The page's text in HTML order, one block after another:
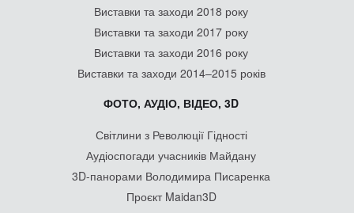
Виставки та заходи 2018 року
Виставки та заходи 2017 року
Виставки та заходи 2016 року
Виставки та заходи 2014–2015 років
ФОТО, АУДІО, ВІДЕО, 3D
Світлини з Революції Гідності
Аудіоспогади учасників Майдану
3D-панорами Володимира Писаренка
Проєкт Maidan3D